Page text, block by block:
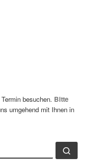
besuchen. Bitte
umgehend mit Ihnen in